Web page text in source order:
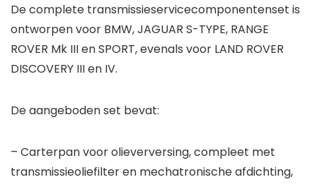
De complete transmissieservicecomponentenset is
ontworpen voor BMW, JAGUAR S-TYPE, RANGE
ROVER Mk III en SPORT, evenals voor LAND ROVER
DISCOVERY III en IV.
De aangeboden set bevat:
– Carterpan voor olieverversing, compleet met
transmissieoliefilter en mechatronische afdichting,